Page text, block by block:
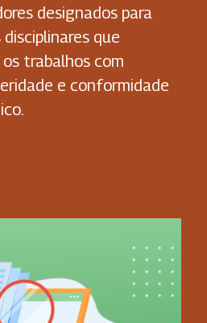
designados para
que
trabalhos com
e conformidade